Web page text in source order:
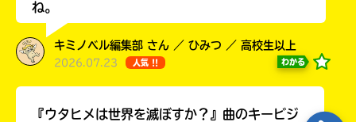
ね。
キミノベル編集部 さん ／ ひみつ ／ 高校生以上
2026.07.23 人気 !! わかる
『ウタヒメは世界を滅ぼすか？』曲のキービジ
ー
が
で、